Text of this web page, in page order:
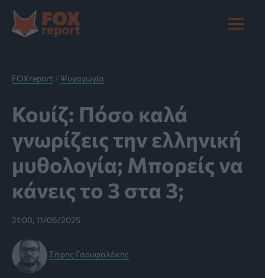
στο
περιεχόμενο
Main
FOXreport / Ψυχαγωγία
Κουίζ: Πόσο καλά
γνωρίζεις την ελληνική
μυθολογία; Μπορείς να
κάνεις το 3 στα 3;
21:00, 11/06/2025
Σήφης Γαρυφαλάκης